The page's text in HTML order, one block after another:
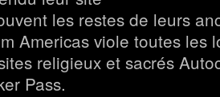
les restes de leurs
Americas viole toutes les
religieux et sacrés
Pass.